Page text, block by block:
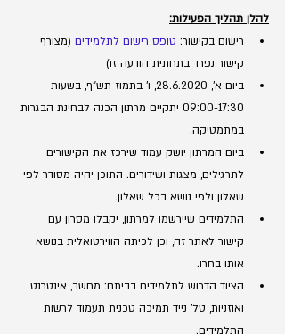
להלן תהליך הפעילות:
רישום בקישור: טופס רישום לתלמידים (מצורף
קישור נפרד בתחתית הודעה זו)
ביום א', 28.6.2020, ו' בתמוז תש"ף, בשעות
09:00-17:30 יתקיים מרתון הכנה לבחינת הבגרות
במתמטיקה.
ביום המרתון יושק עמוד שירכז את הקישורים
לתרגילים, מצגות ושידורים. התוכן יהיה מסודר לפי
שאלון ולפי נושא בכל שאלון.
התלמידים שיירשמו למרתון, יקבלו מסרון עם
קישור לאתר זה, וכן לכיתה הווירטואלית בנושא
אותו בחרו.
הציוד הדרוש לתלמידים בביתם: מחשב, אינטרנט
ואוזניות, טל' נייד תמיכה טכנית תעמוד לרשות
התלמידים.